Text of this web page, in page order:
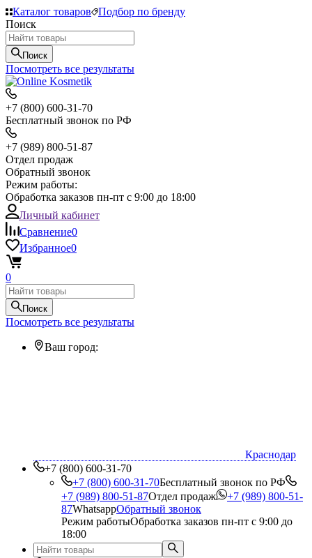
Каталог товаров
Подбор по бренду
Поиск
Поиск
Посмотреть все результаты
+7 (800) 600-31-70
Бесплатный звонок по РФ
+7 (989) 800-51-87
Отдел продаж
Обратный звонок
Режим работы:
Обработка заказов пн-пт с 9:00 до 18:00
Личный кабинет
Сравнение0
Избранное0
0
Поиск
Посмотреть все результаты
Ваш город:
Краснодар
+7 (800) 600-31-70
+7 (800) 600-31-70Бесплатный звонок по РФ
+7 (989) 800-51-87Отдел продаж
+7 (989) 800-51-
87WhatsappОбратный звонок
Режим работыОбработка заказов пн-пт с 9:00 до
18:00